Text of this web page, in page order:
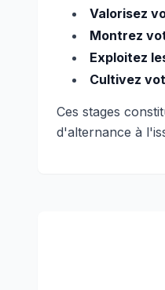
Valorisez
Montrez
Exploitez
Cultivez
Ces stages
d'alternance à